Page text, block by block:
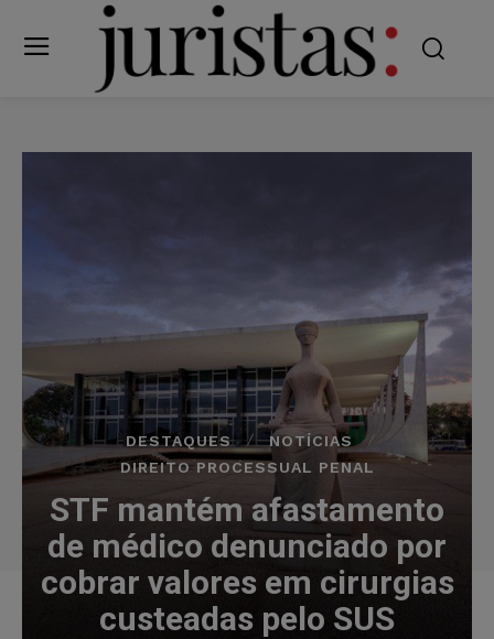
DESTAQUES
NOTÍCIAS
DIREITO PROCESSUAL PENAL
STF mantém afastamento
de médico denunciado por
cobrar valores em cirurgias
custeadas pelo SUS